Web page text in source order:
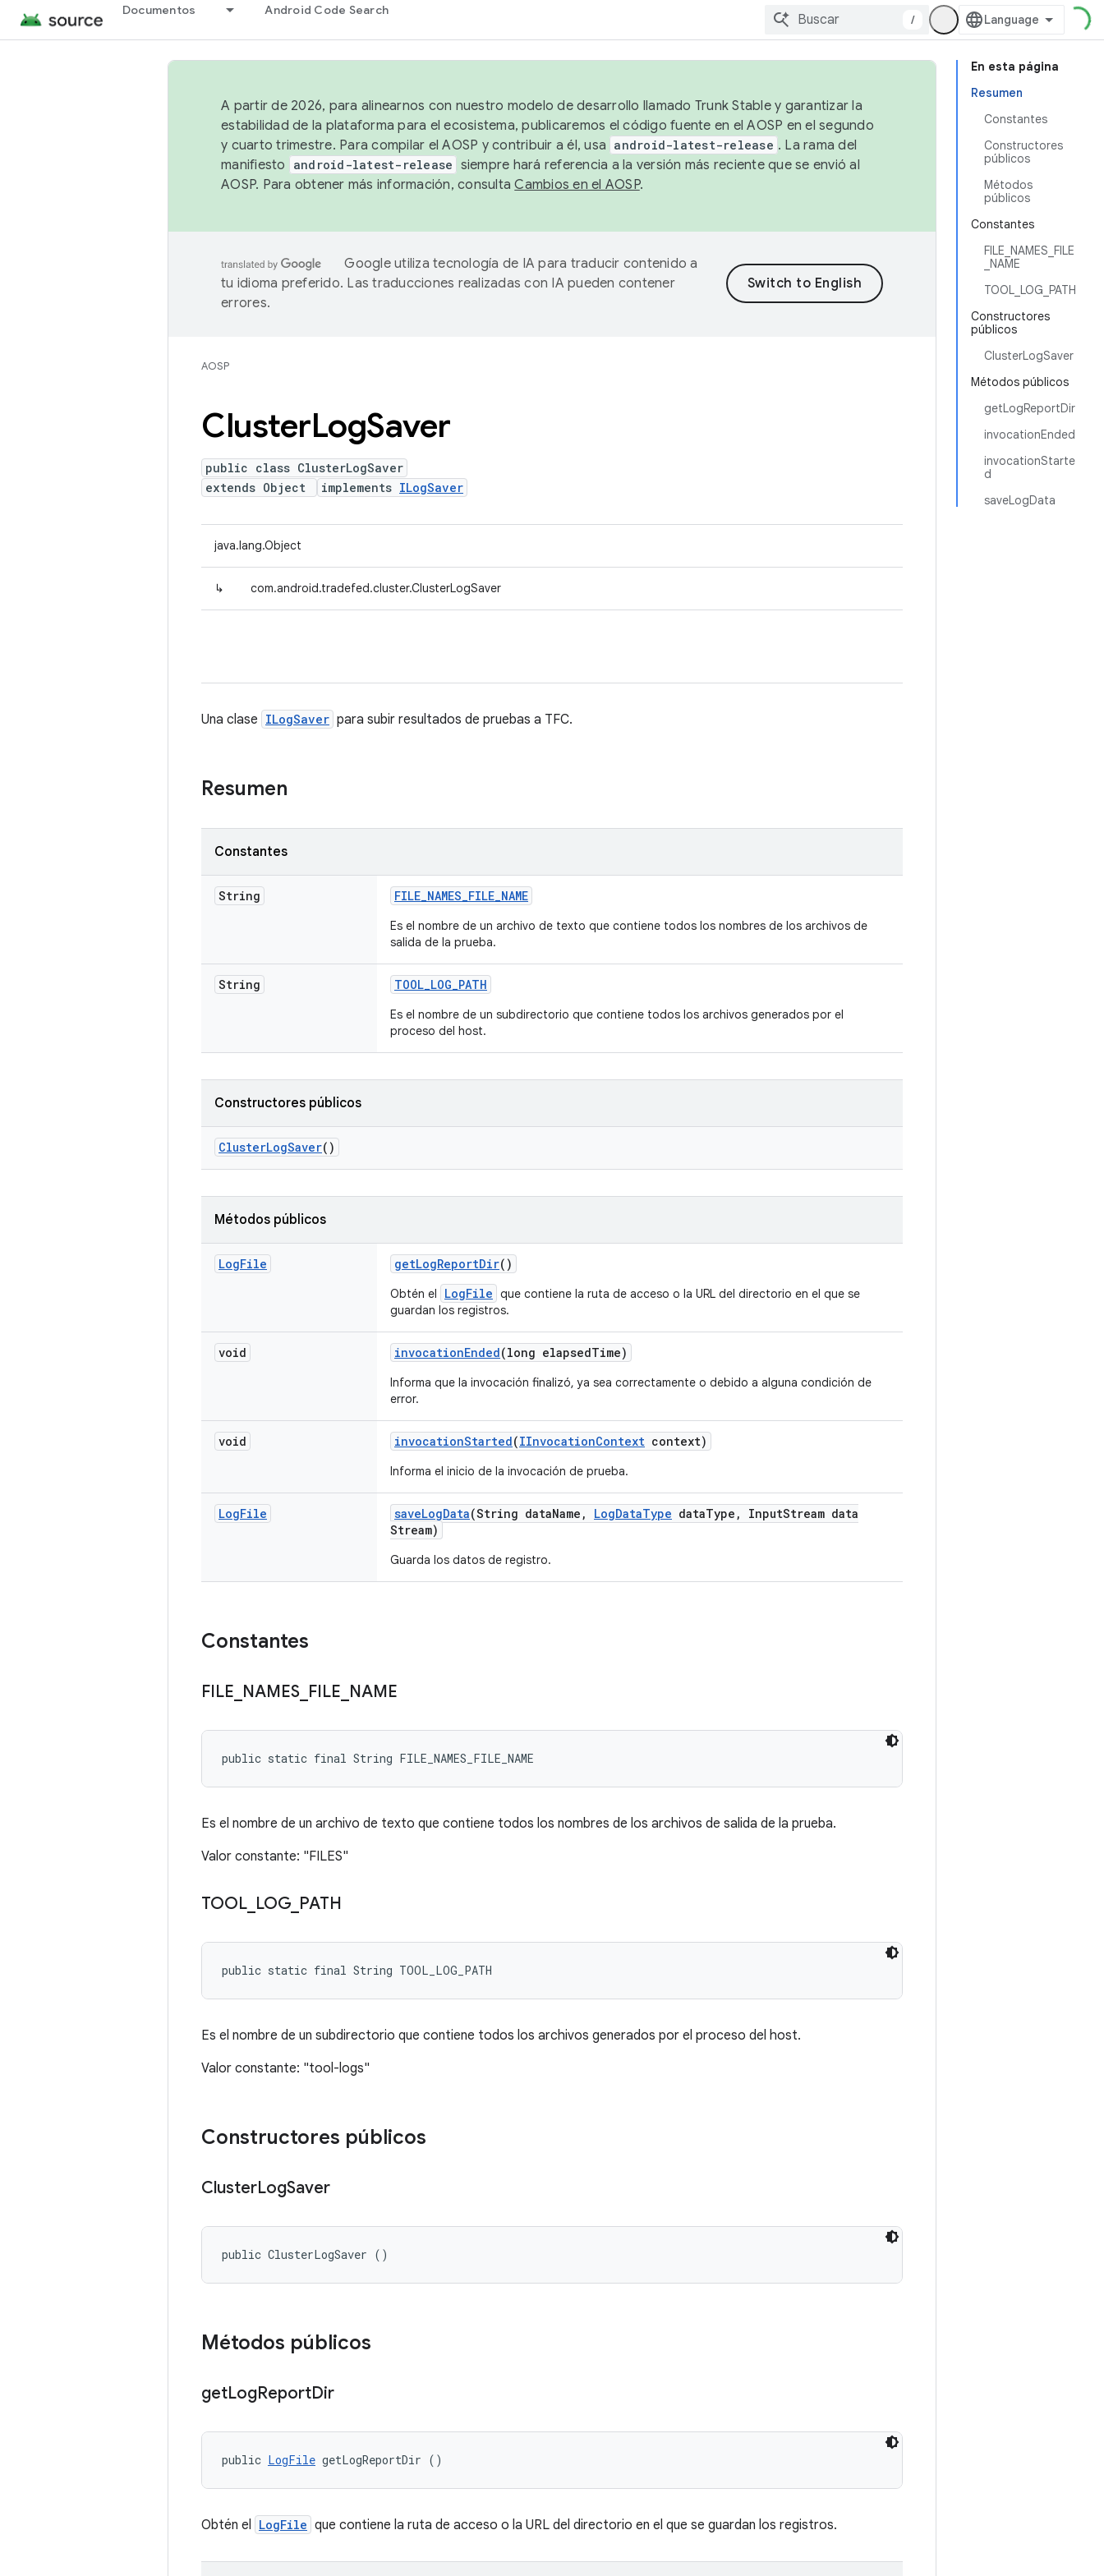
Documentos Android Code Search
/
En esta página
Resumen
Constantes
Constructores
públicos
Métodos
públicos
Constantes
FILE_NAMES_FILE
_NAME
TOOL_LOG_PATH
Constructores
públicos
ClusterLogSaver
Métodos públicos
getLogReportDir
invocationEnded
invocationStarte
d
saveLogData
A partir de 2026, para alinearnos con nuestro modelo de desarrollo llamado Trunk Stable y garantizar la
estabilidad de la plataforma para el ecosistema, publicaremos el código fuente en el AOSP en el segundo
y cuarto trimestre. Para compilar el AOSP y contribuir a él, usa android-latest-release . La rama del
manifiesto
android-latest-release siempre hará referencia a la versión más reciente que se envió al
AOSP. Para obtener más información, consultaCambios en el AOSP.
Google utiliza tecnología de IA para traducir contenido a
tu idioma preferido. Las traducciones realizadas con IA pueden contener
errores.
AOSP
ClusterLogSaver
public class ClusterLogSaver
extends Object
implements ILogSaver
java.lang.Object
↳ com.android.tradefed.cluster.ClusterLogSaver
Una clase ILogSaver para subir resultados de pruebas a TFC.
Resumen
Constantes
String FILE_NAMES_FILE_NAME
Es el nombre de un archivo de texto que contiene todos los nombres de los archivos de
salida de la prueba.
String TOOL_LOG_PATH
Es el nombre de un subdirectorio que contiene todos los archivos generados por el
proceso del host.
Constructores públicos
ClusterLogSaver()
Métodos públicos
LogFile getLogReportDir()
Obtén el LogFile que contiene la ruta de acceso o la URL del directorio en el que se
guardan los registros.
void invocationEnded(long elapsedTime)
Informa que la invocación finalizó, ya sea correctamente o debido a alguna condición de
error.
void invocationStarted(IInvocationContext context)
Informa el inicio de la invocación de prueba.
LogFile saveLogData(String dataName , LogDataType dataType , InputStream data
Stream)
Guarda los datos de registro.
Constantes
FILE NAMES FILE NAME
public static final String FILE_NAMES_FILE_NAME
Es el nombre de un archivo de texto que contiene todos los nombres de los archivos de salida de la prueba.
Valor constante: "FILES"
TOOL LOG PATH
public static final String TOOL_LOG_PATH
Es el nombre de un subdirectorio que contiene todos los archivos generados por el proceso del host.
Valor constante: "tool-logs"
Constructores públicos
ClusterLogSaver
public ClusterLogSaver ()
Métodos públicos
getLogReportDir
public LogFile getLogReportDir ()
Obtén el LogFile que contiene la ruta de acceso o la URL del directorio en el que se guardan los registros.